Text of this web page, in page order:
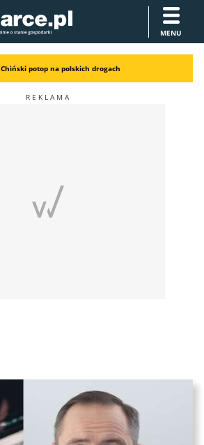
MENU
Chiński potop na polskich drogach